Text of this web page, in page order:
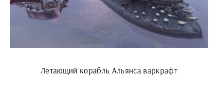
Летающий корабль Альянса варкрафт